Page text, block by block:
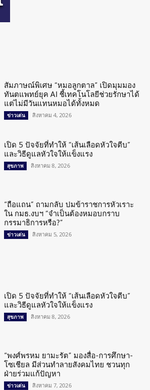
สัมภาษณ์พิเศษ “หมอลูกตาล” เปิดมุมมอง
ทันตแพทย์ยุค AI ชี้เทคโนโลยีช่วยรักษาได้
แต่ไม่มีวันแทนหมอได้ทั้งหมด
ข่าวเด่น สิงหาคม 4, 2026
เปิด 5 ปัจจัยที่ทำให้ “เส้นเลือดหัวใจตีบ”
และวิธีดูแลหัวใจให้แข็งแรง
สุขภาพ สิงหาคม 8, 2026
“ถือแถน” ถามกลับ ปมข้าราชการหัวเราะ
ใน กมธ.งบฯ “จำเป็นต้องหมอบกราบ
กรรมาธิการหรือ?”
ข่าวเด่น สิงหาคม 5, 2026
เปิด 5 ปัจจัยที่ทำให้ “เส้นเลือดหัวใจตีบ”
และวิธีดูแลหัวใจให้แข็งแรง
สุขภาพ สิงหาคม 8, 2026
“พงศ์พรหม ยามะรัต” มองสื่อ-การศึกษา-
โซเชียล มีส่วนทำลายสังคมไทย ชวนทุก
ฝ่ายร่วมแก้ปัญหา
ข่าวเด่น สิงหาคม 7, 2026